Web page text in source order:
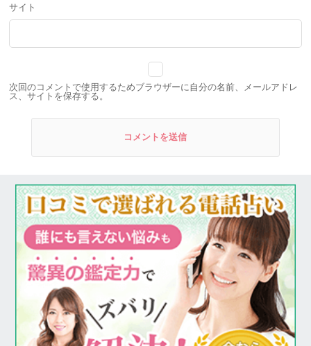
サイト
次回のコメントで使用するためブラウザーに自分の名前、メールアドレ
ス、サイトを保存する。